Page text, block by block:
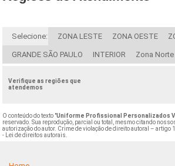
Selecione: ZONA LESTE ZONA OESTE
GRANDE SÃO PAULO INTERIOR Zona Norte
Verifique as regiões que
atendemos
O conteúdo do texto "Uniforme Profissional Personalizados
reservado. Sua reprodução, parcial ou total, mesmo citando
autorização do autor. Crime de violação de direito autoral – artigo
- Lei de direitos autorais